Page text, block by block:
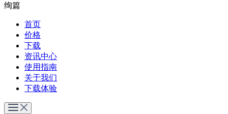
绚篇
首页
价格
下载
资讯中心
使用指南
关于我们
下载体验